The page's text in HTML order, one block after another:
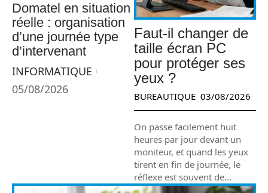
Domatel en situation
réelle : organisation
d’une journée type
d’intervenant
INFORMATIQUE
05/08/2026
Faut-il changer de
taille écran PC
pour protéger ses
yeux ?
BUREAUTIQUE 03/08/2026
On passe facilement huit
heures par jour devant un
moniteur, et quand les yeux
tirent en fin de journée, le
réflexe est souvent de…